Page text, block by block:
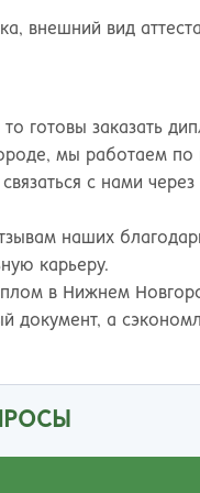
любовь
внешний вид
то готовы заказать
мы работаем по
с нами
наших
карьеру.
в Нижнем
документ, а